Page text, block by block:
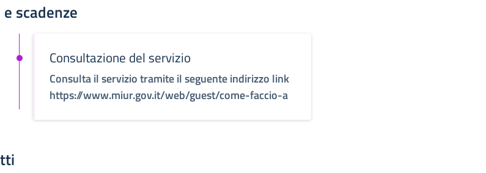
scadenze
Consultazione del servizio
Consulta il servizio tramite il seguente indirizzo link
https://www.miur.gov.it/web/guest/come-faccio-a